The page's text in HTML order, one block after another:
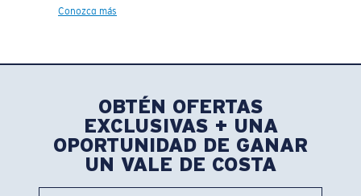
Conozca más
OBTÉN OFERTAS
EXCLUSIVAS + UNA
OPORTUNIDAD DE GANAR
UN VALE DE COSTA